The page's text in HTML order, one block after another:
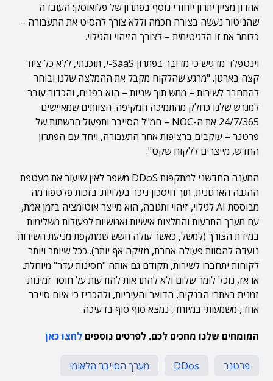
אהרון מציין יתרון ייחודי נוסף בפתרון של פלואוסק: העובדה
שהניטור נעשה בצורה חכמה וללא צורך להסיט את התעבורה –
כלומר את זו הלגיטימית – לצורך הזיהוי והגילוי.
וינטפלד מדגיש כי מדובר בפתרון SaaS-י, תוכנתי, ללא כל ציוד
קצה בארגון. "מרגע שהלקוח מקבל את ההמלצה שלנו ובוחר
להתחבר לשירות – ממש תוך שניות – הוא בפנים, והכדור עובר
למגרש שלנו כחלק מהתמיכה המקיפה. הצוותים שמאיישים
24/7/365 את ה-NOC – חמ"ל הסייבר ותפעול הרשתות של
פרטנר – עוקבים ברציפות אחר התעבורה, ויחד עם הפתרון
החדש, מייצרים ללקוח שקט".
המענה החדשני למתקפות DDoS משפר לאין שיעור את מעטפת
ההגנה הארגונית, תוך חיסכון ניכר בעלויות. בזכות פלטפורמה
מבוססת AI לגילוי, זיהוי ותגובה, הוא מייצר אוטומציה בזמן אמת,
עם מערך התרעות והמלצות אישיות ואנושיות לפעולות משלימות
במידת הצורך (למשל, כאשר עולה חשש שמתקפת מניעת השירות
נועדה להסוות פעולה אחרת, מזיקה אף יותר). ככל שיותר ויותר
לקוחות יתחברו לשירות, תקודם גם אותה "חסינות עדר" מיוחלת.
או אז, נוכל לומר שלום ולא להתראות להודעות על חוסר זמינות
זמנית באתרי הבנקים, הדואר והעיריות, ולהכריז כי איום סייבר
אחד, משמעותי במיוחד, נמצא סוף סוף בדעיכה.
המומחים שלנו מחכים לכם. לפרטים נוספים לחצו כאן
פרטנר DDos מערך הסייבר הלאומי